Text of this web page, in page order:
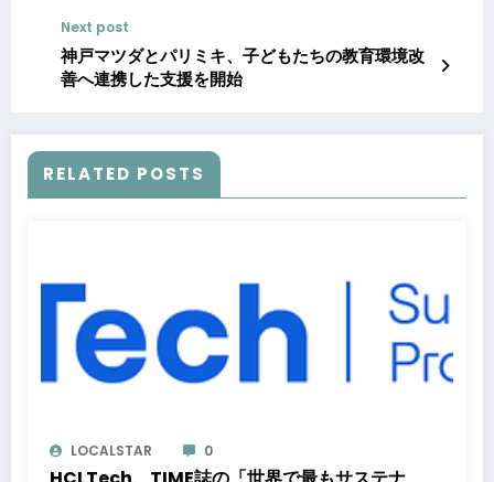
Next post
神戸マツダとパリミキ、子どもたちの教育環境改
善へ連携した支援を開始
RELATED POSTS
LOCALSTAR 0